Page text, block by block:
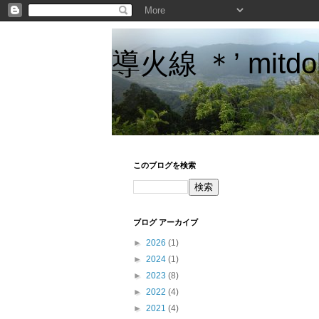
導火線 ＊’
このブログを検索
ブログ アーカイブ
► 2026 (1)
► 2024 (1)
► 2023 (8)
► 2022 (4)
► 2021 (4)